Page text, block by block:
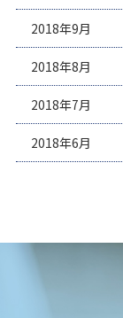
2018年9月
2018年8月
2018年7月
2018年6月